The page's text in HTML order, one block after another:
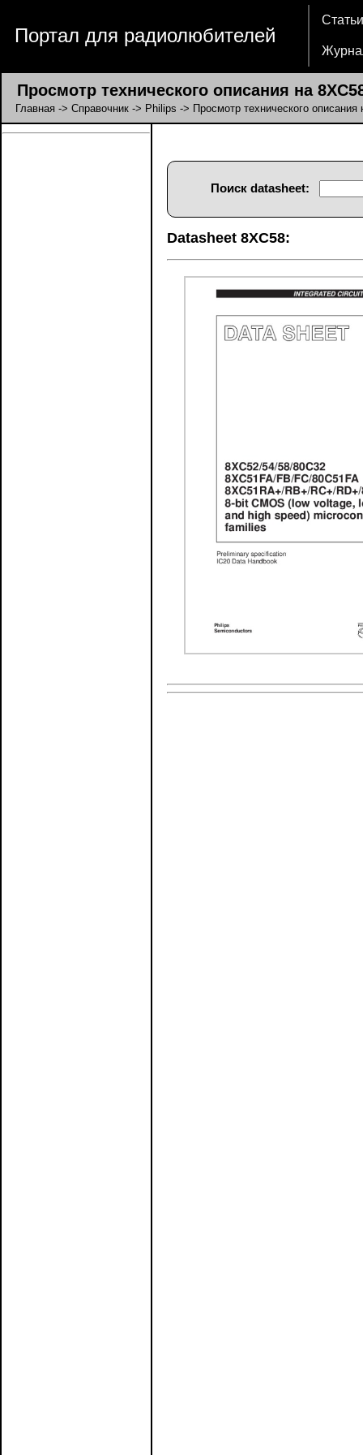
Портал для радиолюбителей
Статьи
Просмотр технического описания на
Главная -> Справочник -> Philips -> Просмотр технического описания
Поиск datasheet:
Datasheet 8XC58: